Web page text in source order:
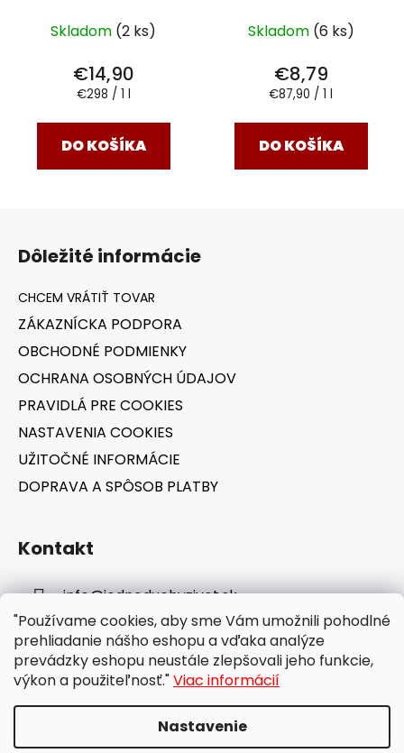
"Používame cookies, aby sme Vám umožnili pohodlné
prehliadanie nášho eshopu a vďaka analýze
prevádzky eshopu neustále zlepšovali jeho funkcie,
výkon a použiteľnosť."Viac informácií
Nastavenie
Skladom (2 ks)
€14,90
Jednotková
€298 / 1 l
DO KOŠÍKA
Skladom (6 ks)
€8,79
Jednotková
€87,90 / 1 l
DO KOŠÍKA
Dôležité informácie
ZÁKAZNÍCKA PODPORA
OBCHODNÉ PODMIENKY
OCHRANA OSOBNÝCH ÚDAJOV
PRAVIDLÁ PRE COOKIES
NASTAVENIA COOKIES
UŽITOČNÉ INFORMÁCIE
DOPRAVA A SPÔSOB PLATBY
Kontakt
info@jednoduchyzivot.sk
E-shop: 0948 647 767